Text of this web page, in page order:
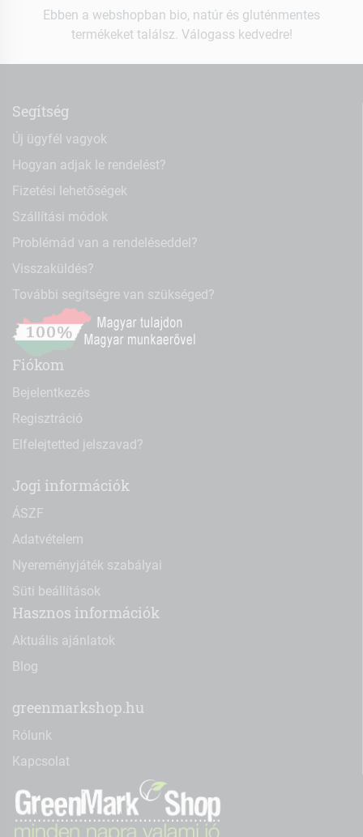
Ebben a webshopban bio, natúr és gluténmentes
termékeket találsz. Válogass kedvedre!
Segítség
Új ügyfél vagyok
Hogyan adjak le rendelést?
Fizetési lehetőségek
Szállítási módok
Problémád van a rendeléseddel?
Visszaküldés?
További segítségre van szükséged?
Fiókom
Bejelentkezés
Regisztráció
Elfelejtetted jelszavad?
Jogi információk
ÁSZF
Adatvételem
Nyereményjáték szabályai
Süti beállítások
Hasznos információk
Aktuális ajánlatok
Blog
greenmarkshop.hu
Rólunk
Kapcsolat